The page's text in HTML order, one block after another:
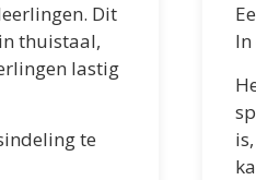
Dit
thuistaal,
lastig
te